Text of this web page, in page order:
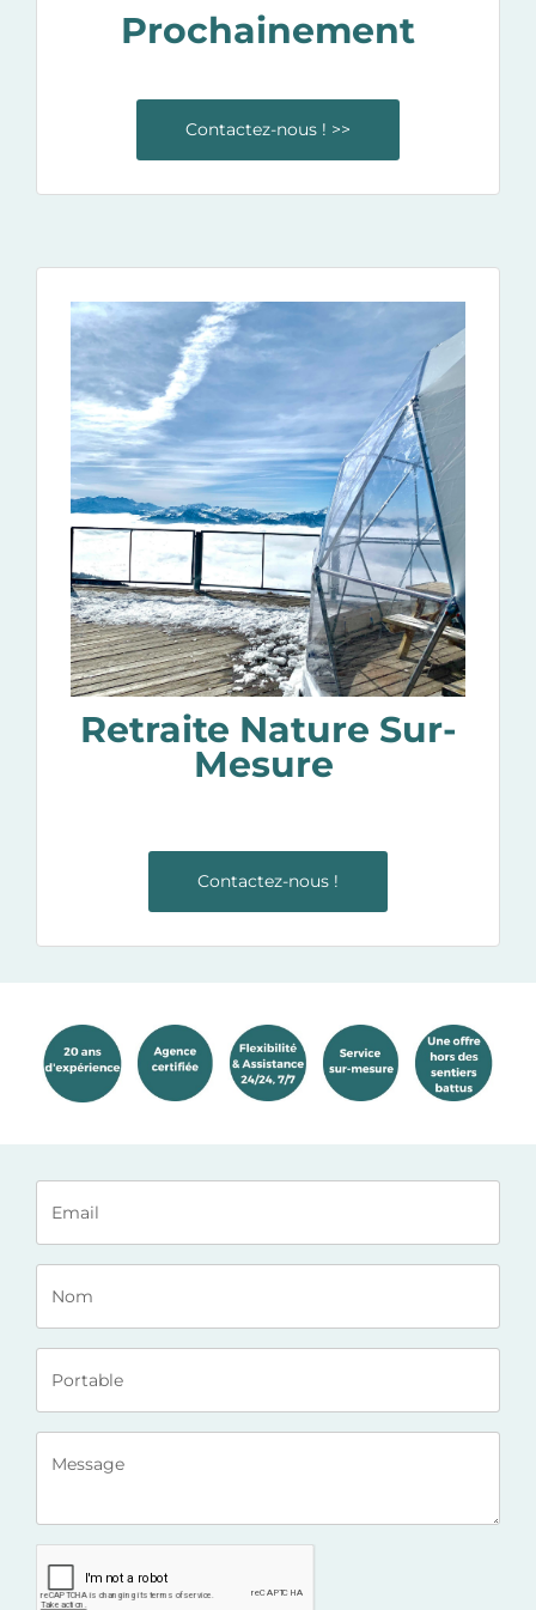
Prochainement
Contactez-nous ! >>
Retraite Nature Sur-
Mesure
Contactez-nous !